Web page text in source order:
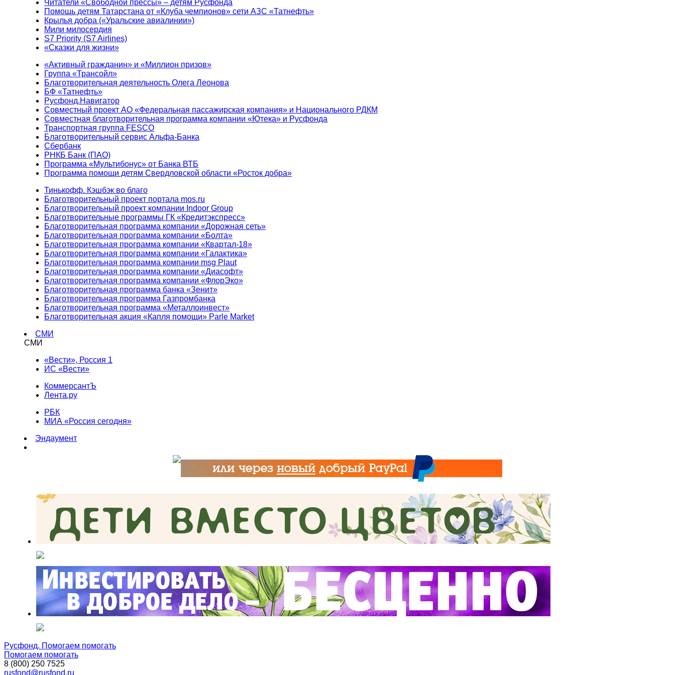
Читатели «Свободной прессы» – детям Русфонда
Помощь детям Татарстана от «Клуба чемпионов» сети АЗС «Татнефть»
Крылья добра («Уральские авиалинии»)
Мили милосердия
S7 Priority (S7 Airlines)
«Сказки для жизни»
«Активный гражданин» и «Миллион призов»
Группа «Трансойл»
Благотворительная деятельность Олега Леонова
БФ «Татнефть»
Русфонд.Навигатор
Совместный проект АО «Федеральная пассажирская компания» и Национального РДКМ
Совместная благотворительная программа компании «Ютека» и Русфонда
Транспортная группа FESCO
Благотворительный сервис Альфа-Банка
Сбербанк
РНКБ Банк (ПАО)
Программа «Мультибонус» от Банка ВТБ
Программа помощи детям Свердловской области «Росток добра»
Тинькофф. Кэшбэк во благо
Благотворительный проект портала mos.ru
Благотворительный проект компании Indoor Group
Благотворительные программы ГК «Кредитэкспресс»
Благотворительная программа компании «Дорожная сеть»
Благотворительная программа компании «Болта»
Благотворительная программа компании «Квартал-18»
Благотворительная программа компании «Галактика»
Благотворительная программа компании msg Plaut
Благотворительная программа компании «Диасофт»
Благотворительная программа компании «ФлорЭко»
Благотворительная программа банка «Зенит»
Благотворительная программа Газпромбанка
Благотворительная программа «Металлоинвест»
Благотворительная акция «Капля помощи» Parle Market
СМИ
СМИ
«Вести», Россия 1
ИС «Вести»
КоммерсантЪ
Лента.ру
РБК
МИА «Россия сегодня»
Эндаумент
Русфонд. Помогаем помогать
Помогаем помогать
8 (800) 250 7525
rusfond@rusfond.ru